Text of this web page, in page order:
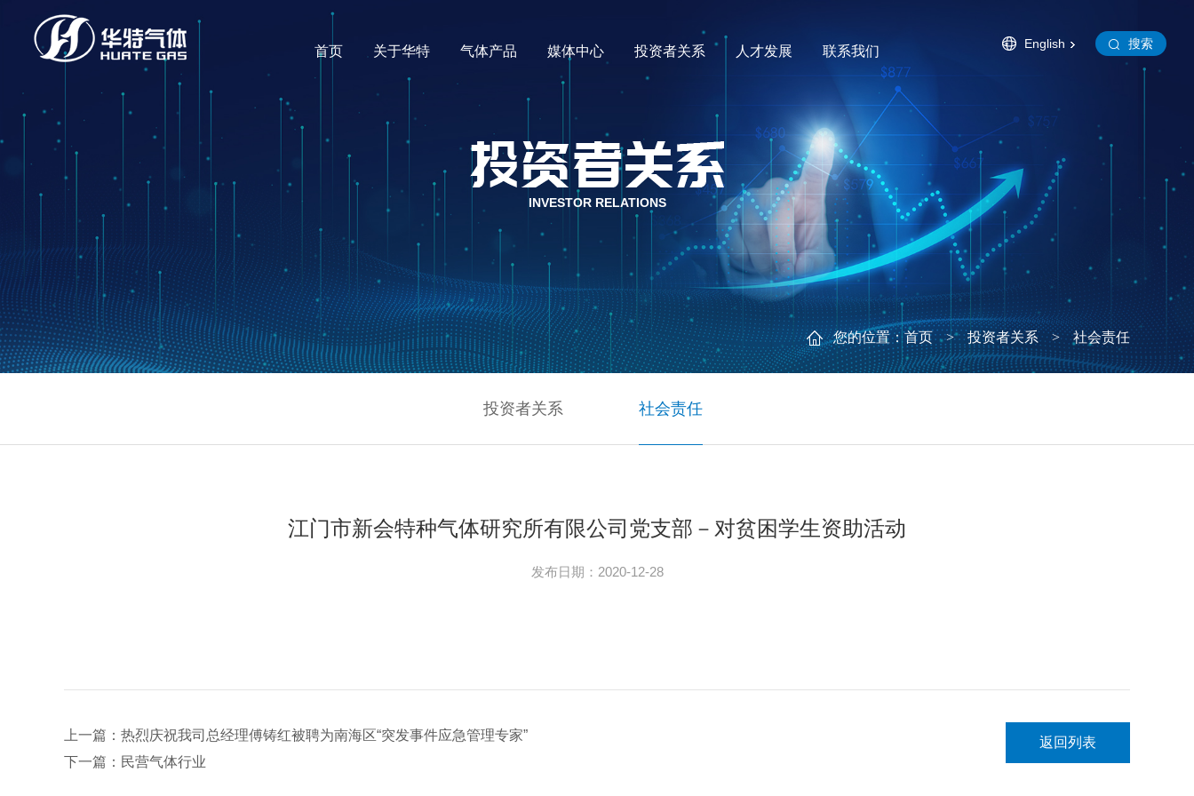
English 搜索
首页 关于华特
董事长致辞 企业简介 企业文化 荣誉资质 合作伙伴 旗下公司
气体产品
产品中心
媒体中心
行业动态 气体知识
投资者关系
投资者关系
人才发展
员工福利 加入华特
联系我们
联系我们 在线留言
INVESTOR RELATIONS
您的位置：首页 > 投资者关系 > 社会责任
投资者关系 社会责任
江门市新会特种气体研究所有限公司党支部－对贫困学生资助活动
发布日期：2020-12-28
返回列表
上一篇：热烈庆祝我司总经理傅铸红被聘为南海区“突发事件应急管理专家”
下一篇：民营气体行业